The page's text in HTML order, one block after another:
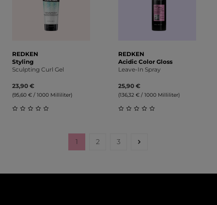
REDKEN
Styling
Sculpting Curl Gel
23,90 €
(95,60 € / 1000 Milliliter)
REDKEN
Acidic Color Gloss
Leave-In Spray
25,90 €
(136,32 € / 1000 Milliliter)
Seite
1 Seite
2 Seite
3